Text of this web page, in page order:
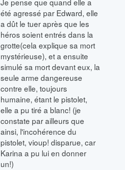
Je pense que quand elle a
été agressé par Edward, elle
a dût le tuer après que les
héros soient entrés dans la
grotte(cela explique sa mort
mystérieuse), et a ensuite
simulé sa mort devant eux, la
seule arme dangereuse
contre elle, toujours
humaine, étant le pistolet,
elle a pu tiré a blanc! (je
constate par ailleurs que
ainsi, l'incohérence du
pistolet, vioup! disparue, car
Karina a pu lui en donner
un!)